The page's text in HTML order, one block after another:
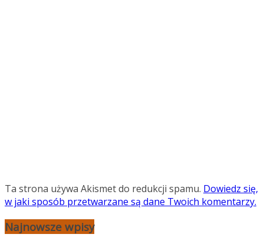
Ta strona używa Akismet do redukcji spamu. Dowiedz się,
w jaki sposób przetwarzane są dane Twoich komentarzy.
Najnowsze wpisy